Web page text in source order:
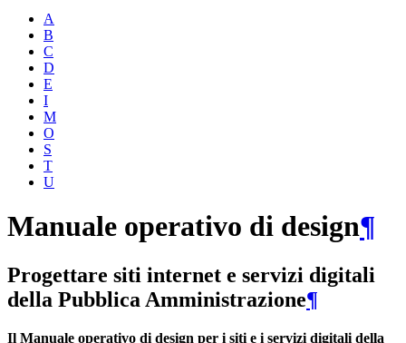
A
B
C
D
E
I
M
O
S
T
U
Manuale operativo di design¶
Progettare siti internet e servizi digitali
della Pubblica Amministrazione¶
Il Manuale operativo di design per i siti e i servizi digitali della